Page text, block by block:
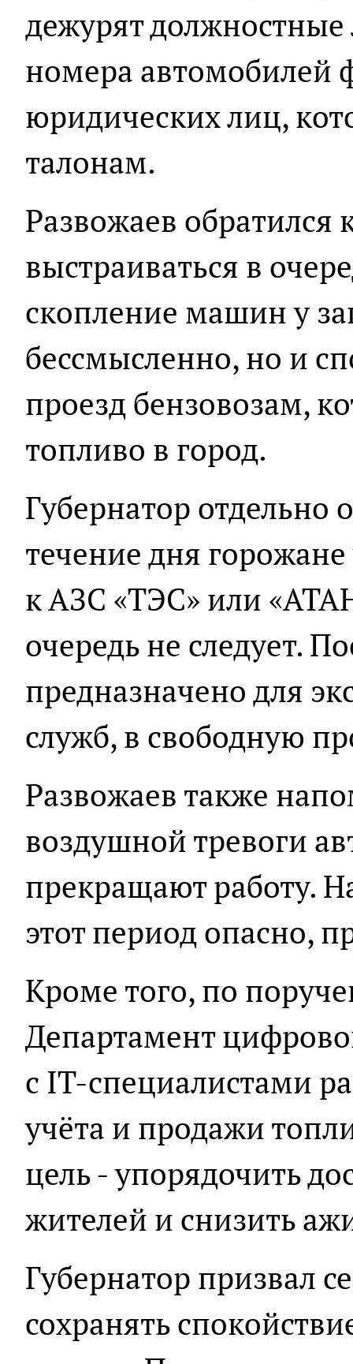
дежурят
номера автомобилей
юридических лиц,
талонам.
Развожаев обратился
выстраиваться в
скопление машин у
бессмысленно, но и
проезд бензовозам,
топливо в город.
Губернатор отдельно
течение дня
к АЗС «ТЭС» или
очередь не следует.
предназначено для
служб, в свободную
Развожаев также
воздушной тревоги
прекращают работу.
этот период опасно,
Кроме того, по
Департамент
с IT-специалистами
учёта и продажи
цель - упорядочить
жителей и снизить
Губернатор призвал
сохранять